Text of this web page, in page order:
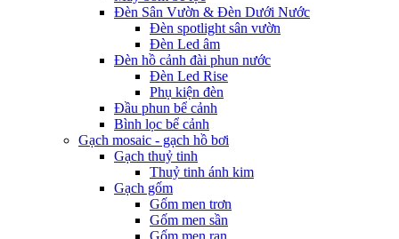
Đèn Sân Vườn & Đèn Dưới Nước
Đèn spotlight sân vườn
Đèn Led âm
Đèn hồ cảnh đài phun nước
Đèn Led Rise
Phụ kiện đèn
Đầu phun bể cảnh
Bình lọc bể cảnh
Gạch mosaic - gạch hồ bơi
Gạch thuỷ tinh
Thuỷ tinh ánh kim
Gạch gốm
Gốm men trơn
Gốm men sần
Gốm men rạn